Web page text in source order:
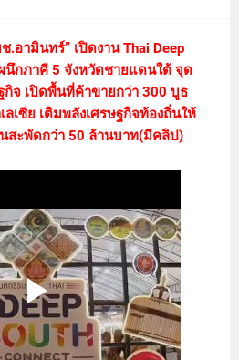
.อามินทร์” เปิดงาน Thai Deep
นึกภาคี 5 จังหวัดชายแดนใต้ จุด
กิจ เปิดพื้นที่ค้าขายกว่า 300 บูธ
เซีย เติมพลังเศรษฐกิจท้องถิ่นให้
นสะพัดกว่า 50 ล้านบาท(มีคลิป)